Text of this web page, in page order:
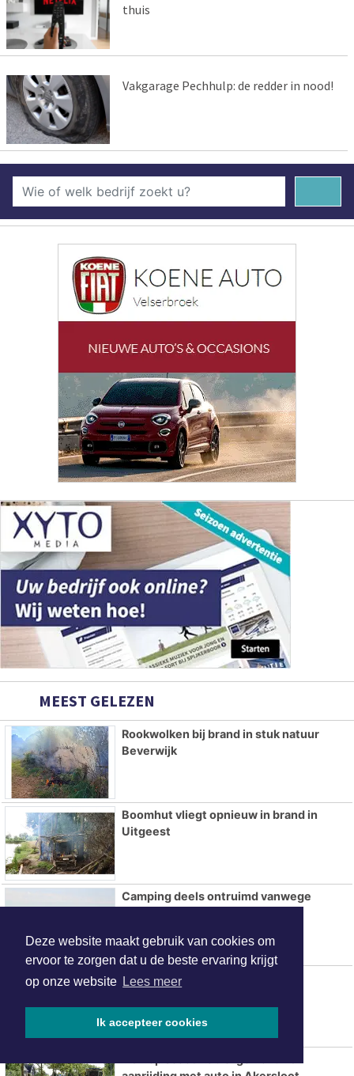
Deze website maakt gebruik van cookies om
ervoor te zorgen dat u de beste ervaring krijgt
op onze website Lees meer
Ik accepteer cookies
thuis
Vakgarage Pechhulp: de redder in nood!
MEEST GELEZEN
Rookwolken bij brand in stuk natuur
Beverwijk
Boomhut vliegt opnieuw in brand in
Uitgeest
Camping deels ontruimd vanwege
Gratis fietslessen voor senioren